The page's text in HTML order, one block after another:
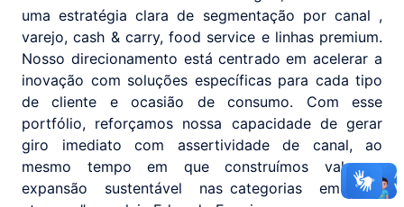
uma estratégia clara de segmentação por canal ,
varejo, cash & carry, food service e linhas premium.
Nosso direcionamento está centrado em acelerar a
inovação com soluções específicas para cada tipo
de cliente e ocasião de consumo. Com esse
portfólio, reforçamos nossa capacidade de gerar
giro imediato com assertividade de canal, ao
mesmo tempo em que construímos valor e
expansão sustentável nas categorias em que